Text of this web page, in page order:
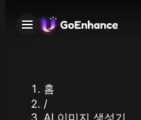
홈
/
AI 이미지 생성기